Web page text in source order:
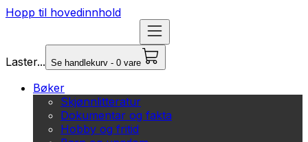
Hopp til hovedinnhold
Laster... Se handlekurv - 0 vare
Bøker
Skjønnlitteratur
Dokumentar og fakta
Hobby og fritid